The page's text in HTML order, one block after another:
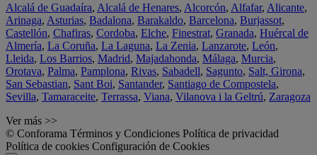
Alcalá de Guadaíra, Alcalá de Henares, Alcorcón, Alfafar, Alicante,
Arinaga, Asturias, Badalona, Barakaldo, Barcelona, Burjassot,
Castellón, Chafiras, Cordoba, Elche, Finestrat, Granada, Huércal de
Almería, La Coruña, La Laguna, La Zenia, Lanzarote, León,
Lleida, Los Barrios, Madrid, Majadahonda, Málaga, Murcia,
Orotava, Palma, Pamplona, Rivas, Sabadell, Sagunto, Salt, Girona,
San Sebastian, Sant Boi, Santander, Santiago de Compostela,
Sevilla, Tamaraceite, Terrassa, Viana, Vilanova i la Geltrú, Zaragoza
Ver más >>
© Conforama Términos y Condiciones Política de privacidad
Política de cookies Configuración de Cookies